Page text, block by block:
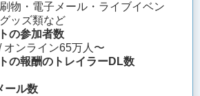
物・電子メール・ライブイベン
ッズ類など
の参加者数
オンライン65万人〜
の報酬のトレイラーDL数
ール数